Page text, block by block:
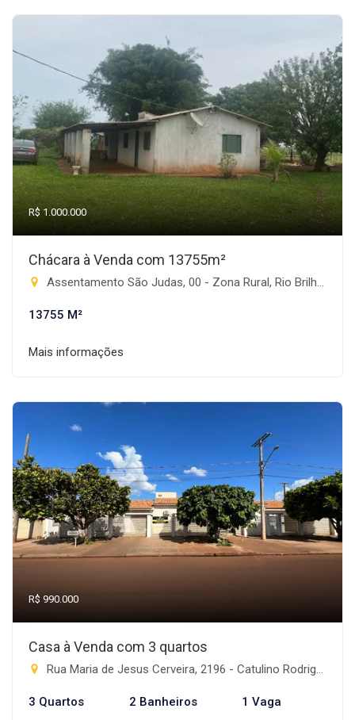
R$ 1.000.000
Chácara à Venda com 13755m²
Assentamento São Judas, 00 - Zona Rural, Rio Brilhante-MS
13755 M²
Mais informações
R$ 990.000
Casa à Venda com 3 quartos
Rua Maria de Jesus Cerveira, 2196 - Catulino Rodrigues de Lima, Rio Brilhante-MS
3 Quartos 2 Banheiros 1 Vaga